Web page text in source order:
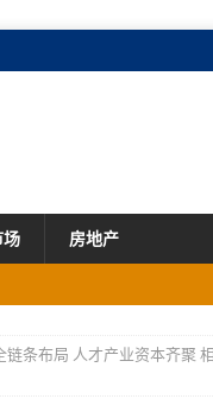
房地产
长7.2%
市场
企做大做优做强
链条布局 人才产业资本齐聚